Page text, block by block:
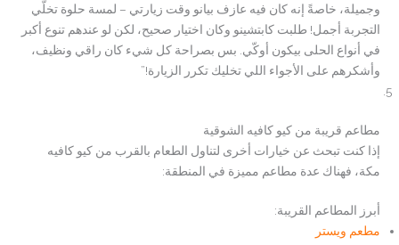
وجميلة، خاصةً إنه كان فيه عازف بيانو وقت زيارتي – لمسة حلوة تخلّي
التجربة أجمل! طلبت كابتشينو وكان اختيار صحيح، لكن لو عندهم تنوع أكبر
في أنواع الحلى بيكون أوكّي. بس بصراحة كل شيء كان راقي ونظيف،
وأشكرهم على الأجواء اللي تخليك تكرر الزيارة!”
مطاعم قريبة من كيو كافيه الشوقية
إذا كنت تبحث عن خيارات أخرى لتناول الطعام بالقرب من كيو كافيه
مكة، فهناك عدة مطاعم مميزة في المنطقة:
أبرز المطاعم القريبة:
مطعم ويستر